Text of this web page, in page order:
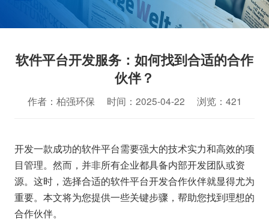
软件平台开发服务：如何找到合适的合作
伙伴？
作者：柏强环保 时间：2025-04-22 浏览：421
开发一款成功的软件平台需要强大的技术实力和高效的项
目管理。然而，并非所有企业都具备内部开发团队或资
源。这时，选择合适的软件平台开发合作伙伴就显得尤为
重要。本文将为您提供一些关键步骤，帮助您找到理想的
合作伙伴。